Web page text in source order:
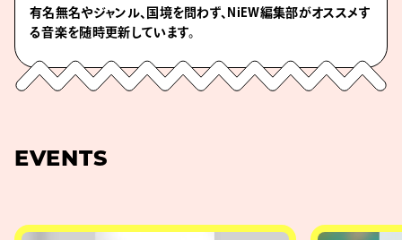
有名無名やジャンル、国境を問わず、NiEW編集部がオススメす
る音楽を随時更新しています。
EVENTS